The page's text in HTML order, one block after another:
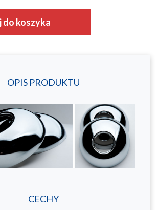
do koszyka
OPIS PRODUKTU
CECHY